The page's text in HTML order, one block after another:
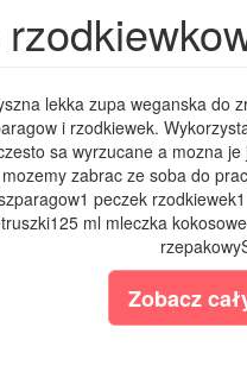
lekka zupa weganska do
i rzodkiewek.
sa wyrzucane a mozna
mozemy zabrac ze soba do
peczek
ml mleczka
Zobacz